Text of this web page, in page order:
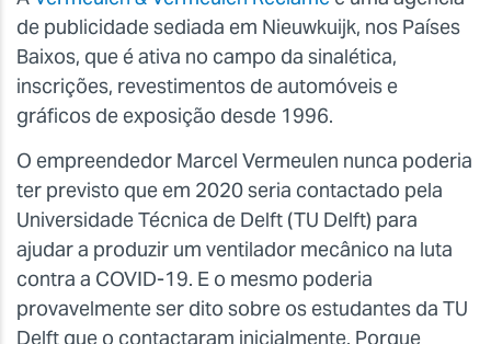
de publicidade sediada em Nieuwkuijk, nos Países
Baixos, que é ativa no campo da sinalética,
inscrições, revestimentos de automóveis e
gráficos de exposição desde 1996.
O empreendedor Marcel Vermeulen nunca poderia
ter previsto que em 2020 seria contactado pela
Universidade Técnica de Delft (TU Delft) para
ajudar a produzir um ventilador mecânico na luta
contra a COVID-19. E o mesmo poderia
provavelmente ser dito sobre os estudantes da TU
Delft que o contactaram inicialmente. Porque